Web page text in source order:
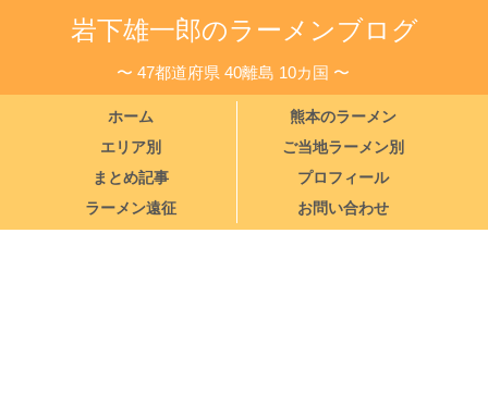
岩下雄一郎のラーメンブログ
〜 47都道府県 40離島 10カ国 〜
ホーム
熊本のラーメン
エリア別
ご当地ラーメン別
まとめ記事
プロフィール
ラーメン遠征
お問い合わせ